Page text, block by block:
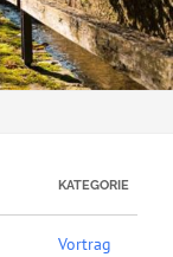
KATEGORIE
Vortrag